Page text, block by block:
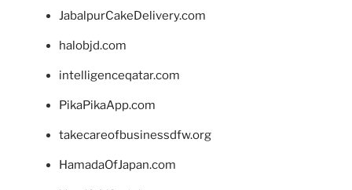
JabalpurCakeDelivery.com
halobjd.com
intelligenceqatar.com
PikaPikaApp.com
takecareofbusinessdfw.org
HamadaOfJapan.com